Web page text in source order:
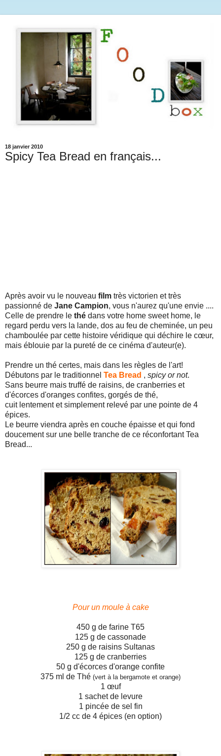
18 janvier 2010
Spicy Tea Bread en français...
Après avoir vu le nouveau film très victorien et très
passionné de Jane Campion, vous n'aurez qu'une envie ....
Celle de prendre le thé dans votre home sweet home, le
regard perdu vers la lande, dos au feu de cheminée, un peu
chamboulée par cette histoire véridique qui déchire le cœur,
mais éblouie par la pureté de ce cinéma d'auteur(e).
Prendre un thé certes, mais dans les règles de l'art!
Débutons par le traditionnel Tea Bread , spicy or not.
Sans beurre mais truffé de raisins, de cranberries et
d'écorces d'oranges confites, gorgés de thé,
cuit lentement et simplement relevé par une pointe de 4
épices.
Le beurre viendra après en couche épaisse et qui fond
doucement sur une belle tranche de ce réconfortant Tea
Bread...
Pour un moule à cake
450 g de farine T65
125 g de cassonade
250 g de raisins Sultanas
125 g de cranberries
50 g d'écorces d'orange confite
375 ml de Thé (vert à la bergamote et orange)
1 œuf
1 sachet de levure
1 pincée de sel fin
1/2 cc de 4 épices (en option)